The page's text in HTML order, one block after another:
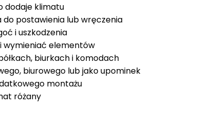
dodaje klimatu
postawienia lub wręczenia
i uszkodzenia
wymieniać elementów
biurkach i komodach
biurowego lub jako upominek
montażu
różany